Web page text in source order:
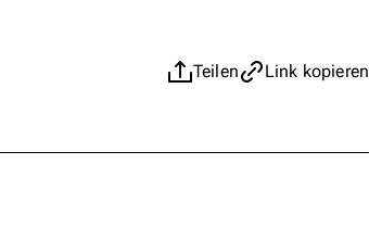
Teilen Link kopieren